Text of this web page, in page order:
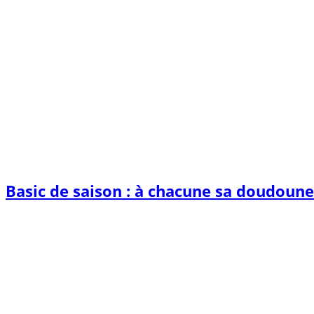
Basic de saison : à chacune sa